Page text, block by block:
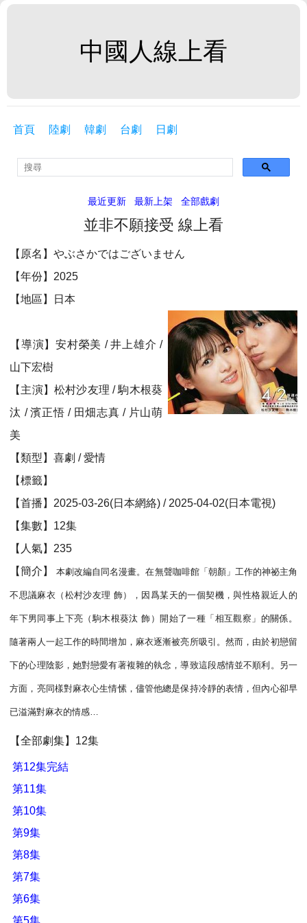
中國人線上看
首頁 陸劇 韓劇 台劇 日劇
最近更新 最新上架 全部戲劇
並非不願接受 線上看
【原名】やぶさかではございません
【年份】2025
【地區】日本
【導演】安村榮美 / 井上雄介 /
山下宏樹
【主演】松村沙友理 / 駒木根葵
汰 / 濱正悟 / 田畑志真 / 片山萌
美
【類型】喜劇 / 愛情
【標籤】
【首播】2025-03-26(日本網絡) / 2025-04-02(日本電視)
【集數】12集
【人氣】235
【簡介】本劇改編自同名漫畫。在無聲咖啡館「朝顏」工作的神祕主角
不思議麻衣（松村沙友理 飾），因爲某天的一個契機，與性格親近人的
年下男同事上下亮（駒木根葵汰 飾）開始了一種「相互觀察」的關係。
隨著兩人一起工作的時間增加，麻衣逐漸被亮所吸引。然而，由於初戀留
下的心理陰影，她對戀愛有著複雜的執念，導致這段感情並不順利。另一
方面，亮同樣對麻衣心生情愫，儘管他總是保持冷靜的表情，但內心卻早
已溢滿對麻衣的情感…
【全部劇集】12集
第12集完結
第11集
第10集
第9集
第8集
第7集
第6集
第5集